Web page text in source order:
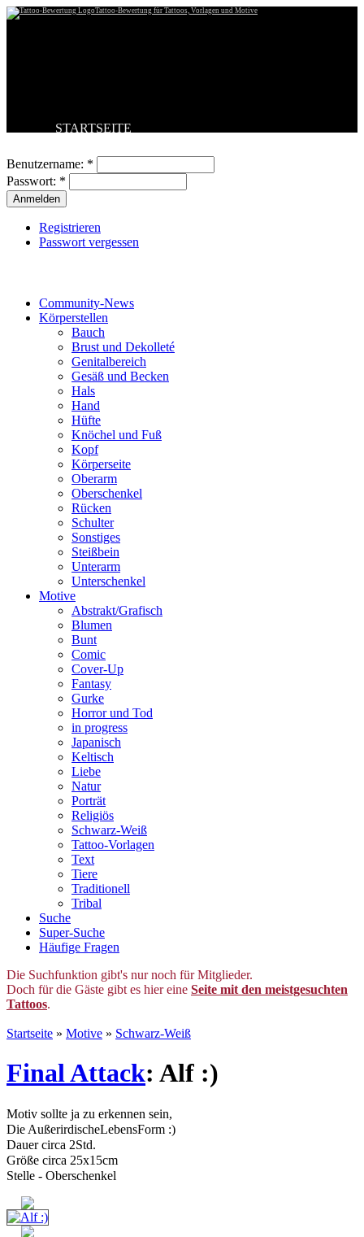
Tattoo-Bewertung für Tattoos, Vorlagen und Motive
STARTSEITE
BESTE TATTOOS
NEUESTE TATTOOS
KOMMENTARE
FORUM
Benutzername: *
Passwort: *
Registrieren
Passwort vergessen
Community-News
Körperstellen
Bauch
Brust und Dekolleté
Genitalbereich
Gesäß und Becken
Hals
Hand
Hüfte
Knöchel und Fuß
Kopf
Körperseite
Oberarm
Oberschenkel
Rücken
Schulter
Sonstiges
Steißbein
Unterarm
Unterschenkel
Motive
Abstrakt/Grafisch
Blumen
Bunt
Comic
Cover-Up
Fantasy
Gurke
Horror und Tod
in progress
Japanisch
Keltisch
Liebe
Natur
Porträt
Religiös
Schwarz-Weiß
Tattoo-Vorlagen
Text
Tiere
Traditionell
Tribal
Suche
Super-Suche
Häufige Fragen
Die Suchfunktion gibt's nur noch für Mitglieder.
Doch für die Gäste gibt es hier eine Seite mit den meistgesuchten
Tattoos.
Startseite » Motive » Schwarz-Weiß
Final Attack: Alf :)
Motiv sollte ja zu erkennen sein,
Die AußerirdischeLebensForm :)
Dauer circa 2Std.
Größe circa 25x15cm
Stelle - Oberschenkel